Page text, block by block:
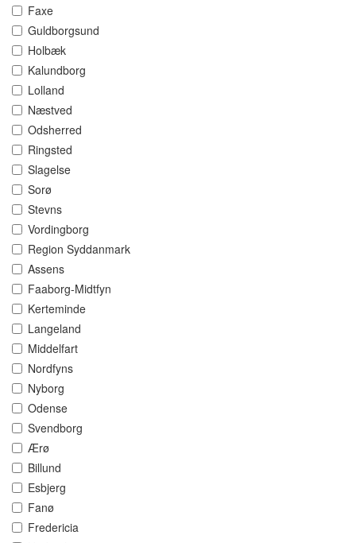
Faxe
Guldborgsund
Holbæk
Kalundborg
Lolland
Næstved
Odsherred
Ringsted
Slagelse
Sorø
Stevns
Vordingborg
Region Syddanmark
Assens
Faaborg-Midtfyn
Kerteminde
Langeland
Middelfart
Nordfyns
Nyborg
Odense
Svendborg
Ærø
Billund
Esbjerg
Fanø
Fredericia